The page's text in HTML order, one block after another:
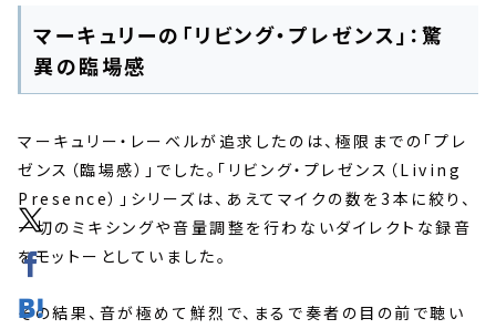
マーキュリーの「リビング・プレゼンス」：驚
異の臨場感
マーキュリー・レーベルが追求したのは、極限までの「プレ
ゼンス（臨場感）」でした。「リビング・プレゼンス（Living
Presence）」シリーズは、あえてマイクの数を3本に絞り、
一切のミキシングや音量調整を行わないダイレクトな録音
をモットーとしていました。
その結果、音が極めて鮮烈で、まるで奏者の目の前で聴い